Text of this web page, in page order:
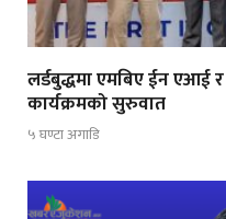
लर्डबुद्धमा एमबिए ईन एआई
कार्यक्रमको सुरुवात
५ घण्टा अगाडि